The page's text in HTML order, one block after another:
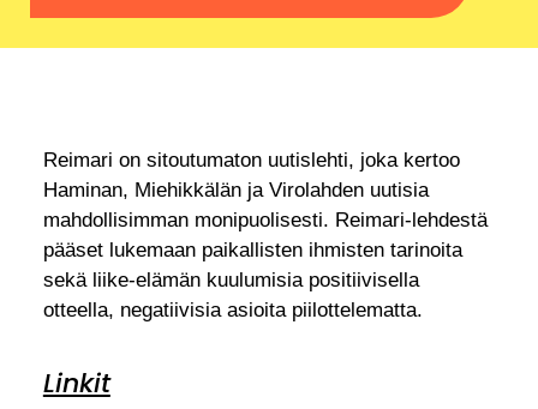
Reimari on sitoutumaton uutislehti, joka kertoo
Haminan, Miehikkälän ja Virolahden uutisia
mahdollisimman monipuolisesti. Reimari-lehdestä
pääset lukemaan paikallisten ihmisten tarinoita
sekä liike-elämän kuulumisia positiivisella
otteella, negatiivisia asioita piilottelematta.
Linkit